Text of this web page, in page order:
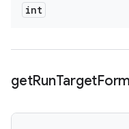
int
getRunTarget